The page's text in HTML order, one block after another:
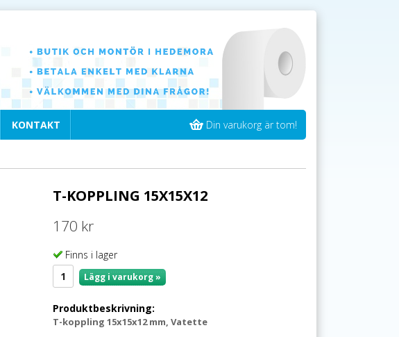
KONTAKT Din varukorg är tom!
T-KOPPLING 15X15X12
170 kr
Finns i lager
Lägg i varukorg »
Produktbeskrivning:
T-koppling 15x15x12 mm, Vatette